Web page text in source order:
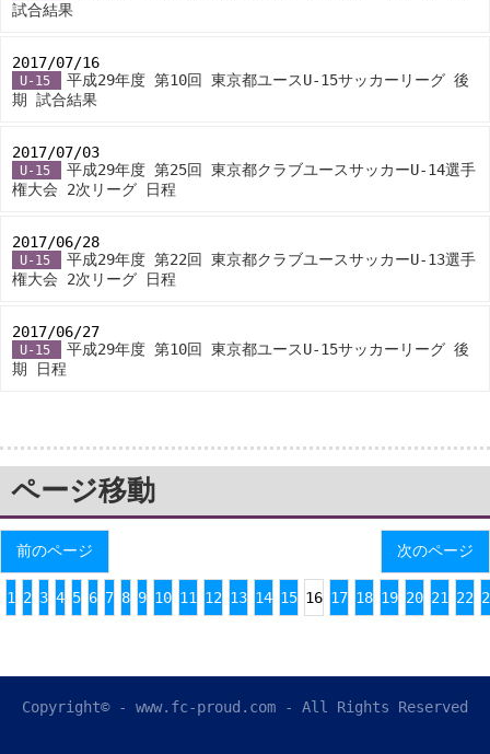
試合結果
2017/07/16
U-15
平成29年度 第10回 東京都ユースU-15サッカーリーグ 後
期 試合結果
2017/07/03
U-15
平成29年度 第25回 東京都クラブユースサッカーU-14選手
権大会 2次リーグ 日程
2017/06/28
U-15
平成29年度 第22回 東京都クラブユースサッカーU-13選手
権大会 2次リーグ 日程
2017/06/27
U-15
平成29年度 第10回 東京都ユースU-15サッカーリーグ 後
期 日程
ページ移動
前のページ 次のページ
1 2 3 4 5 6 7 8 9 10 11 12 13 14 15 16 17 18 19 20 21 22
Copyright© - www.fc-proud.com - All Rights Reserved